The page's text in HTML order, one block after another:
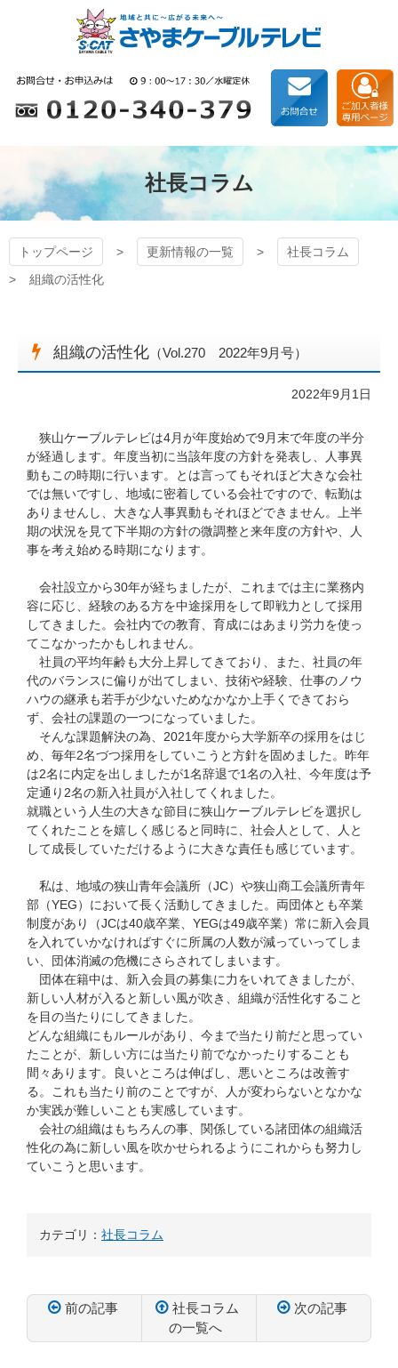
プ
狭山ケーブルテレビ
社長コラム
トップページ 更新情報の一覧
社長コラム
組織の活性化
組織の活性化（Vol.270 2022年9月号）
2022年9月1日
狭山ケーブルテレビは4月が年度始めで9月末で年度の半分
が経過します。年度当初に当該年度の方針を発表し、人事異
動もこの時期に行います。とは言ってもそれほど大きな会社
では無いですし、地域に密着している会社ですので、転勤は
ありませんし、大きな人事異動もそれほどできません。上半
期の状況を見て下半期の方針の微調整と来年度の方針や、人
事を考え始める時期になります。
会社設立から30年が経ちましたが、これまでは主に業務内
容に応じ、経験のある方を中途採用をして即戦力として採用
してきました。会社内での教育、育成にはあまり労力を使っ
てこなかったかもしれません。
社員の平均年齢も大分上昇してきており、また、社員の年
代のバランスに偏りが出てしまい、技術や経験、仕事のノウ
ハウの継承も若手が少ないためなかなか上手くできておら
ず、会社の課題の一つになっていました。
そんな課題解決の為、2021年度から大学新卒の採用をはじ
め、毎年2名づつ採用をしていこうと方針を固めました。昨年
は2名に内定を出しましたが1名辞退で1名の入社、今年度は予
定通り2名の新入社員が入社してくれました。
就職という人生の大きな節目に狭山ケーブルテレビを選択し
てくれたことを嬉しく感じると同時に、社会人として、人と
して成長していただけるように大きな責任も感じています。
私は、地域の狭山青年会議所（JC）や狭山商工会議所青年
部（YEG）において長く活動してきました。両団体とも卒業
制度があり（JCは40歳卒業、YEGは49歳卒業）常に新入会員
を入れていかなければすぐに所属の人数が減っていってしま
い、団体消滅の危機にさらされてしまいます。
団体在籍中は、新入会員の募集に力をいれてきましたが、
新しい人材が入ると新しい風が吹き、組織が活性化すること
を目の当たりにしてきました。
どんな組織にもルールがあり、今まで当たり前だと思ってい
たことが、新しい方には当たり前でなかったりすることも
間々あります。良いところは伸ばし、悪いところは改善す
る。これも当たり前のことですが、人が変わらないとなかな
か実践が難しいことも実感しています。
会社の組織はもちろんの事、関係している諸団体の組織活
性化の為に新しい風を吹かせられるようにこれからも努力し
ていこうと思います。
カテゴリ： 社長コラム
前の記事
社長コラム
の一覧へ
次の記事